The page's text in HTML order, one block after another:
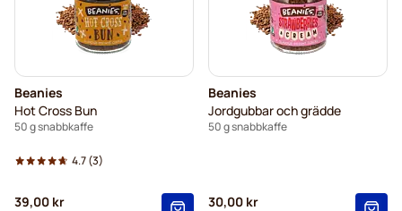
Beanies
Hot Cross Bun
50 g snabbkaffe
4.7(3)
39,00 kr
Beanies
Jordgubbar och grädde
50 g snabbkaffe
30,00 kr